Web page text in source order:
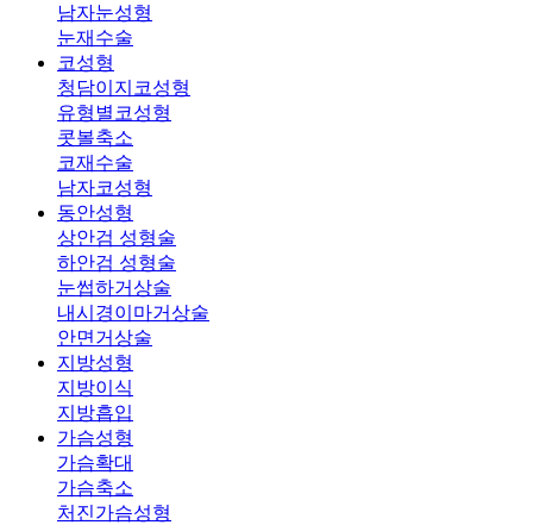
남자눈성형
눈재수술
코성형
청담이지코성형
유형별코성형
콧볼축소
코재수술
남자코성형
동안성형
상안검 성형술
하안검 성형술
눈썹하거상술
내시경이마거상술
안면거상술
지방성형
지방이식
지방흡입
가슴성형
가슴확대
가슴축소
처진가슴성형